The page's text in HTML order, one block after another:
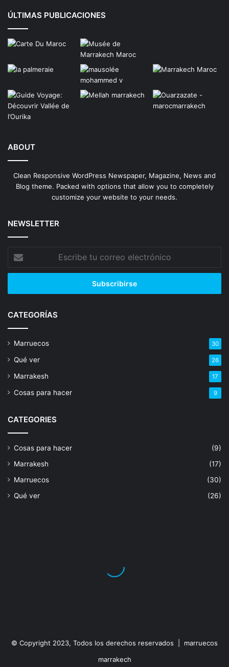
ÚLTIMAS PUBLICACIONES
ABOUT
Clean Responsive WordPress Newspaper, Magazine, News and
Blog theme. Packed with options that allow you to completely
customize your website to your needs.
NEWSLETTER
Escribe
tu
correo
CATEGORÍAS
Marruecos 30
Qué ver 26
Marrakesh 17
Cosas para hacer 9
CATEGORIES
Cosas para hacer
(9)
Marrakesh
(17)
Marruecos
(30)
Qué ver
(26)
© Copyright 2023, Todos los derechos reservados | marruecos
marrakech